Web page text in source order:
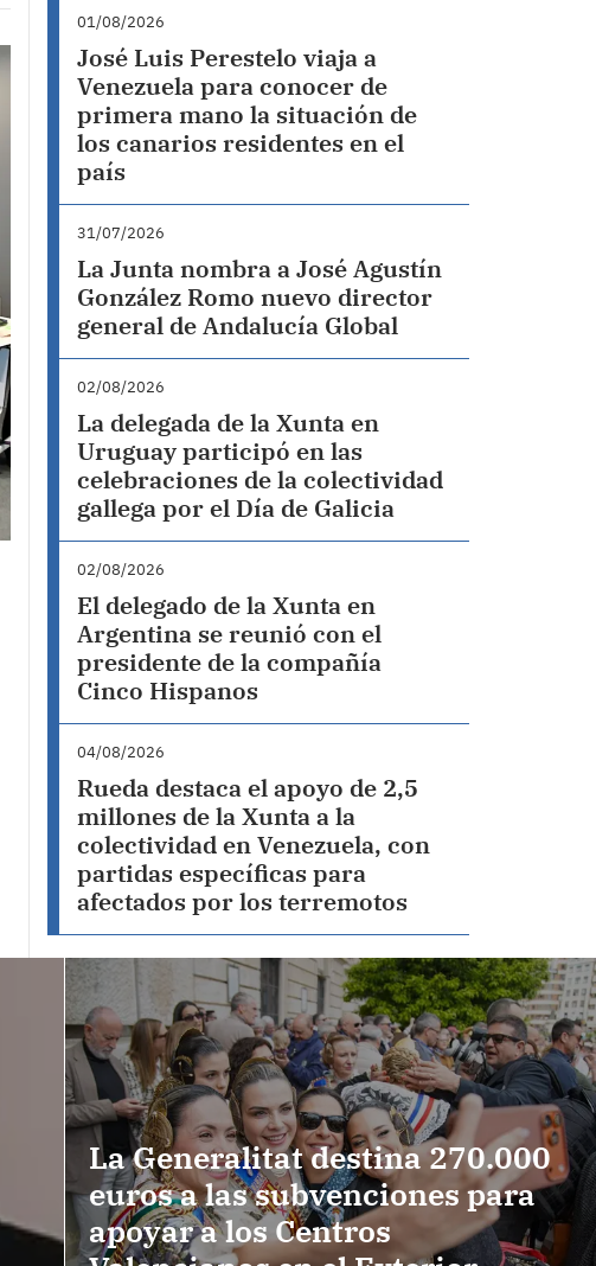
01/08/2026
José Luis Perestelo viaja a
Venezuela para conocer de
primera mano la situación de
los canarios residentes en el
país
31/07/2026
La Junta nombra a José Agustín
González Romo nuevo director
general de Andalucía Global
02/08/2026
La delegada de la Xunta en
Uruguay participó en las
celebraciones de la colectividad
gallega por el Día de Galicia
02/08/2026
El delegado de la Xunta en
Argentina se reunió con el
presidente de la compañía
Cinco Hispanos
04/08/2026
Rueda destaca el apoyo de 2,5
millones de la Xunta a la
colectividad en Venezuela, con
partidas específicas para
afectados por los terremotos
La Generalitat destina 270.000
euros a las subvenciones para
apoyar a los Centros